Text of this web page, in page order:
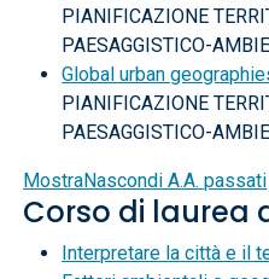
PIANIFICAZIONE
PAESAGGISTICO-
Global urban
PIANIFICAZIONE
PAESAGGISTICO-
MostraNascondi A.A. passati
Corso di laurea
Interpretare la città e il